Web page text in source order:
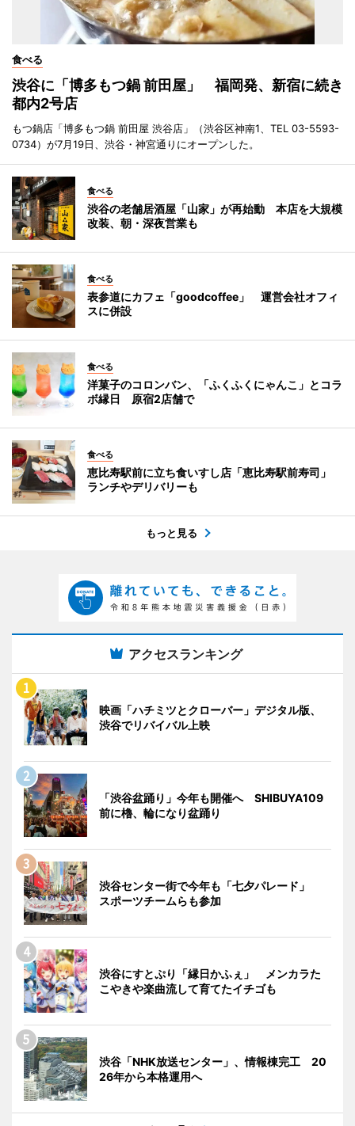
食べる
渋谷に「博多もつ鍋 前田屋」 福岡発、新宿に続き
都内2号店
もつ鍋店「博多もつ鍋 前田屋 渋谷店」（渋谷区神南1、TEL 03-5593-
0734）が7月19日、渋谷・神宮通りにオープンした。
食べる
渋谷の老舗居酒屋「山家」が再始動 本店を大規模
改装、朝・深夜営業も
食べる
表参道にカフェ「goodcoffee」 運営会社オフィ
スに併設
食べる
洋菓子のコロンバン、「ふくふくにゃんこ」とコラ
ボ縁日 原宿2店舗で
食べる
恵比寿駅前に立ち食いすし店「恵比寿駅前寿司」
ランチやデリバリーも
もっと見る
アクセスランキング
映画「ハチミツとクローバー」デジタル版、
渋谷でリバイバル上映
「渋谷盆踊り」今年も開催へ SHIBUYA109
前に櫓、輪になり盆踊り
渋谷センター街で今年も「七夕パレード」
スポーツチームらも参加
渋谷にすとぷり「縁日かふぇ」 メンカラた
こやきや楽曲流して育てたイチゴも
渋谷「NHK放送センター」、情報棟完工 20
26年から本格運用へ